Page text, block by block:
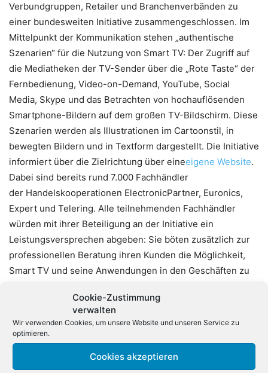
Cookie-Zustimmung
verwalten
Wir verwenden Cookies, um unsere Website und unseren Service zu
optimieren.
Cookies akzeptieren
Verbundgruppen, Retailer und Branchenverbänden zu
einer bundesweiten Initiative zusammengeschlossen. Im
Mittelpunkt der Kommunikation stehen „authentische
Szenarien“ für die Nutzung von Smart TV: Der Zugriff auf
die Mediatheken der TV-Sender über die „Rote Taste“ der
Fernbedienung, Video-on-Demand, YouTube, Social
Media, Skype und das Betrachten von hochauflösenden
Smartphone-Bildern auf dem großen TV-Bildschirm. Diese
Szenarien werden als Illustrationen im Cartoonstil, in
bewegten Bildern und in Textform dargestellt. Die Initiative
informiert über die Zielrichtung über eineeigene Website.
Dabei sind bereits rund 7.000 Fachhändler
der Handelskooperationen ElectronicPartner, Euronics,
Expert und Telering. Alle teilnehmenden Fachhändler
würden mit ihrer Beteiligung an der Initiative ein
Leistungsversprechen abgeben: Sie böten zusätzlich zur
professionellen Beratung ihren Kunden die Möglichkeit,
Smart TV und seine Anwendungen in den Geschäften zu
könnten das „Smarter Fernsehen“-Logo, durch das die
Initiative sichtbar wird, führen. Das Logo könne im Handel
ebenfalls zur Kennzeichnung von entsprechenden TV-
Geräten eingesetzt werden.